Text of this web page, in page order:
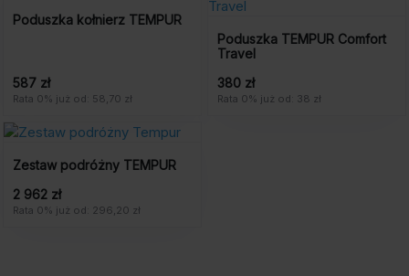
Poduszka kołnierz TEMPUR
587 zł
Rata 0% już od: 58,70 zł
Poduszka TEMPUR Comfort
Travel
380 zł
Rata 0% już od: 38 zł
Zestaw podróżny TEMPUR
2 962 zł
Rata 0% już od: 296,20 zł